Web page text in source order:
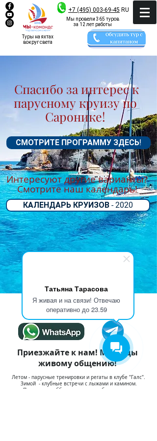
Татьяна Тарасова
Я живая и на связи! Отвечаю
оперативно до 23.59
+7 (495) 003-69-45 RU
Туры на яхтах
вокруг света
Мы провели 365 туров
за 12 лет работы
СМОТРИТЕ ПРОГРАММУ ЗДЕСЬ!
КАЛЕНДАРЬ КРУИЗОВ - 2020
Спасибо за интерес к
парусному круизу по
Саронике!
Интересуют другие варианты?
Смотрите наш календарь!
Приезжайте к нам! Мы рады
живому общению!
Летом - парусные тренировки и регаты в клубе "Галс".
Зимой - клубные встречи с лыжами и камином.
Последняя суббота месяца - клубная встреча